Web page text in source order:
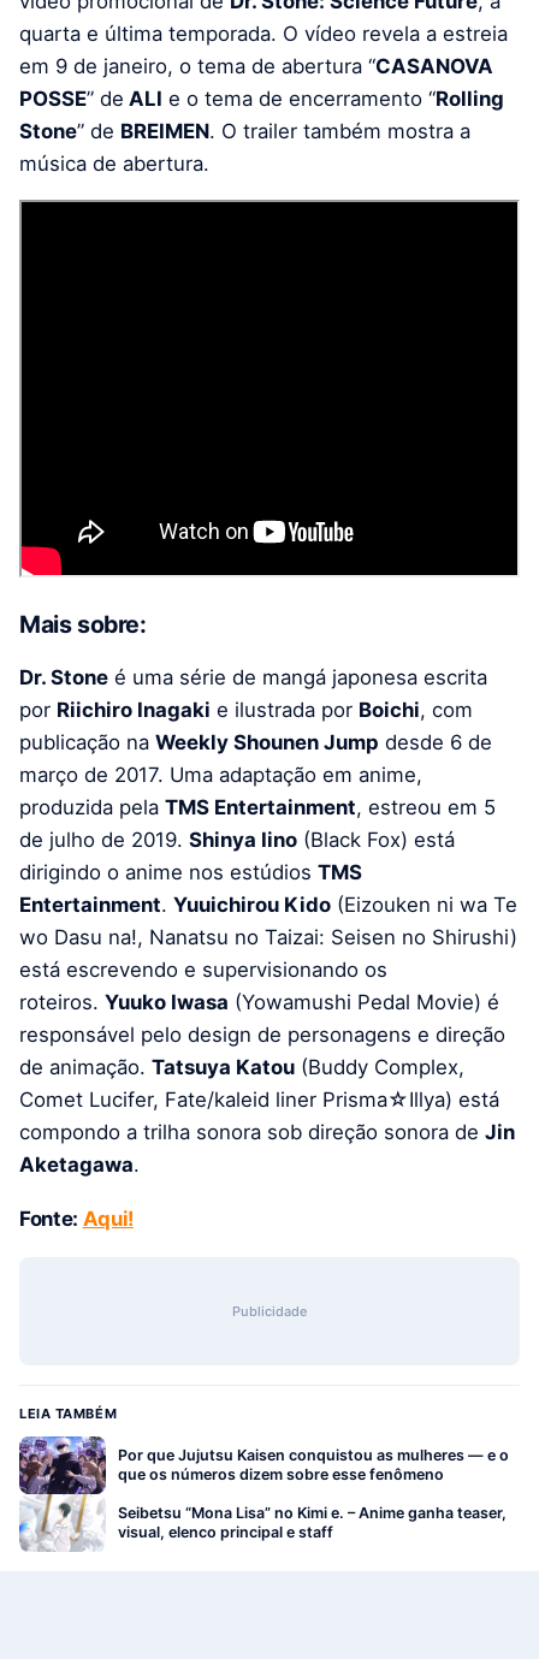
quarta e última temporada. O vídeo revela a estreia
em 9 de janeiro, o tema de abertura “CASANOVA
POSSE” de ALI e o tema de encerramento “Rolling
Stone” de BREIMEN. O trailer também mostra a
música de abertura.
Mais sobre:
Dr. Stone é uma série de mangá japonesa escrita
por Riichiro Inagaki e ilustrada por Boichi, com
publicação na Weekly Shounen Jump desde 6 de
março de 2017. Uma adaptação em anime,
produzida pela TMS Entertainment, estreou em 5
de julho de 2019. Shinya Iino (Black Fox) está
dirigindo o anime nos estúdios TMS
Entertainment. Yuuichirou Kido (Eizouken ni wa Te
wo Dasu na!, Nanatsu no Taizai: Seisen no Shirushi)
está escrevendo e supervisionando os
roteiros. Yuuko Iwasa (Yowamushi Pedal Movie) é
responsável pelo design de personagens e direção
de animação. Tatsuya Katou (Buddy Complex,
Comet Lucifer, Fate/kaleid liner Prisma☆Illya) está
compondo a trilha sonora sob direção sonora de Jin
Aketagawa.
Fonte: Aqui!
Publicidade
LEIA TAMBÉM
Por que Jujutsu Kaisen conquistou as mulheres — e o
que os números dizem sobre esse fenômeno
Seibetsu “Mona Lisa” no Kimi e. – Anime ganha teaser,
visual, elenco principal e staff